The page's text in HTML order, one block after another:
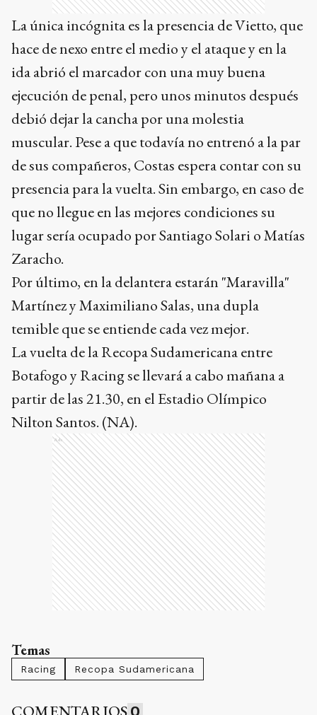
La única incógnita es la presencia de Vietto, que
hace de nexo entre el medio y el ataque y en la
ida abrió el marcador con una muy buena
ejecución de penal, pero unos minutos después
debió dejar la cancha por una molestia
muscular. Pese a que todavía no entrenó a la par
de sus compañeros, Costas espera contar con su
presencia para la vuelta. Sin embargo, en caso de
que no llegue en las mejores condiciones su
lugar sería ocupado por Santiago Solari o Matías
Zaracho.
Por último, en la delantera estarán "Maravilla"
Martínez y Maximiliano Salas, una dupla
temible que se entiende cada vez mejor.
La vuelta de la Recopa Sudamericana entre
Botafogo y Racing se llevará a cabo mañana a
partir de las 21.30, en el Estadio Olímpico
Nilton Santos. (NA).
Ads
Temas
Racing Recopa Sudamericana
0